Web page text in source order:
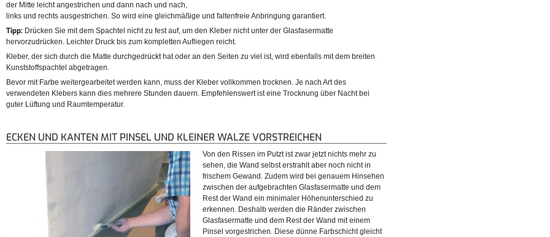
der Mitte leicht angestrichen und dann nach und nach,
links und rechts ausgestrichen. So wird eine gleichmäßige und faltenfreie Anbringung garantiert.
Tipp: Drücken Sie mit dem Spachtel nicht zu fest auf, um den Kleber nicht unter der Glasfasermatte
hervorzudrücken. Leichter Druck bis zum kompletten Aufliegen reicht.
Kleber, der sich durch die Matte durchgedrückt hat oder an den Seiten zu viel ist, wird ebenfalls mit dem breiten
Kunststoffspachtel abgetragen.
Bevor mit Farbe weitergearbeitet werden kann, muss der Kleber vollkommen trocknen. Je nach Art des
verwendeten Klebers kann dies mehrere Stunden dauern. Empfehlenswert ist eine Trocknung über Nacht bei
guter Lüftung und Raumtemperatur.
ECKEN UND KANTEN MIT PINSEL UND KLEINER WALZE VORSTREICHEN
Von den Rissen im Putzt ist zwar jetzt nichts mehr zu
sehen, die Wand selbst erstrahlt aber noch nicht in
frischem Gewand. Zudem wird bei genauem Hinsehen
zwischen der aufgebrachten Glasfasermatte und dem
Rest der Wand ein minimaler Höhenunterschied zu
erkennen. Deshalb werden die Ränder zwischen
Glasfasermatte und dem Rest der Wand mit einem
Pinsel vorgestrichen. Diese dünne Farbschicht gleicht